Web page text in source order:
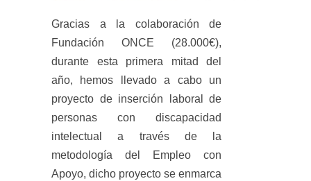
Gracias a la colaboración de
Fundación ONCE (28.000€),
durante esta primera mitad del
año, hemos llevado a cabo un
proyecto de inserción laboral de
personas con discapacidad
intelectual a través de la
metodología del Empleo con
Apoyo, dicho proyecto se enmarca